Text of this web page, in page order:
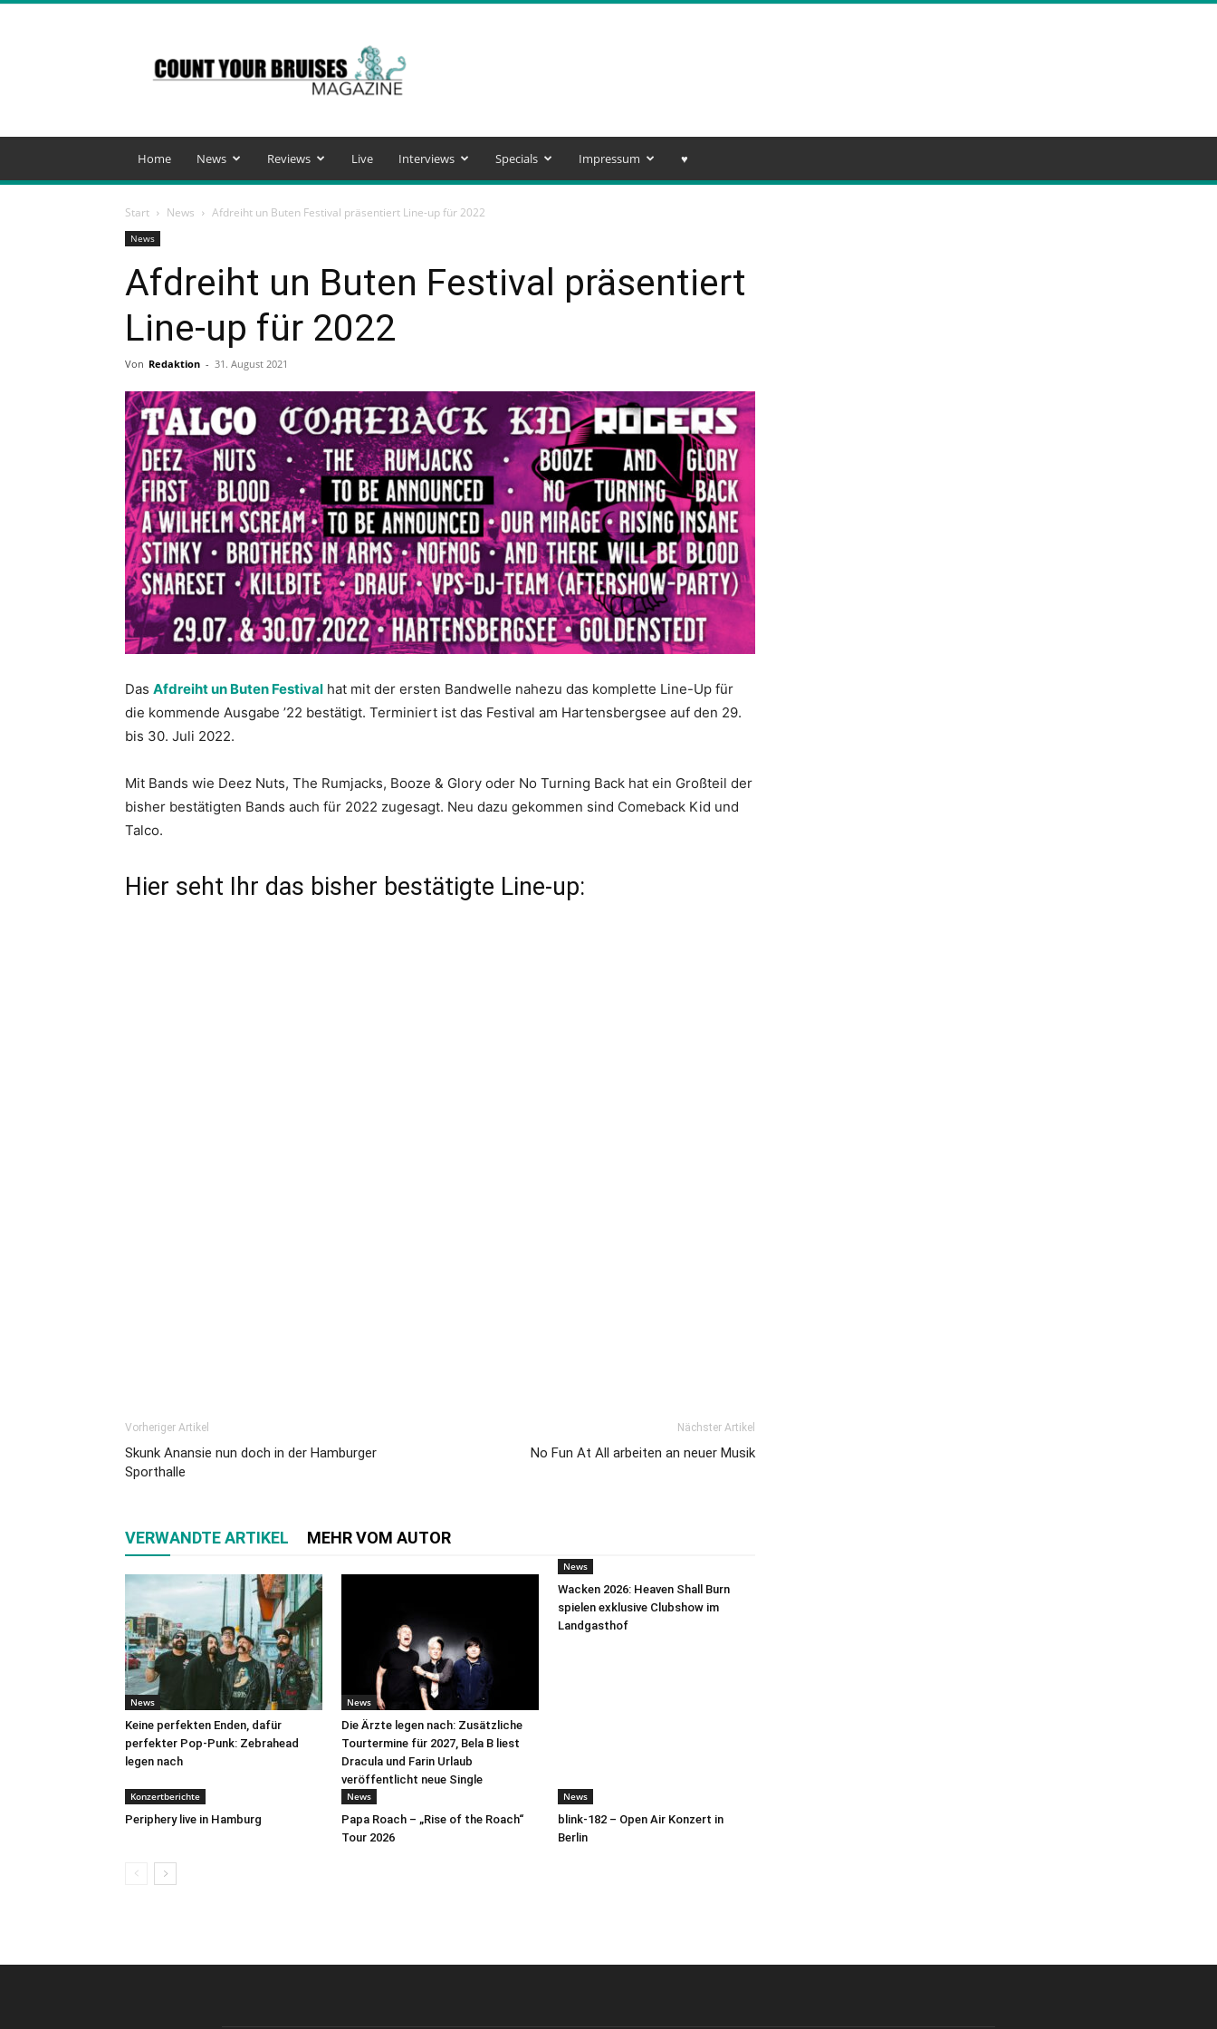
Your
Bruises
Magazine
Home News Reviews Live Interviews Specials Impressum ♥️
Start News Afdreiht un Buten Festival präsentiert Line-up für 2022
News
Afdreiht un Buten Festival präsentiert
Line-up für 2022
Von Redaktion - 31. August 2021
Das Afdreiht un Buten Festival hat mit der ersten Bandwelle nahezu das komplette Line-Up für
die kommende Ausgabe ’22 bestätigt. Terminiert ist das Festival am Hartensbergsee auf den 29.
bis 30. Juli 2022.
Mit Bands wie Deez Nuts, The Rumjacks, Booze & Glory oder No Turning Back hat ein Großteil der
bisher bestätigten Bands auch für 2022 zugesagt. Neu dazu gekommen sind Comeback Kid und
Talco.
Hier seht Ihr das bisher bestätigte Line-up:
Vorheriger Artikel
Skunk Anansie nun doch in der Hamburger
Sporthalle
Nächster Artikel
No Fun At All arbeiten an neuer Musik
VERWANDTE ARTIKEL MEHR VOM AUTOR
News
Keine perfekten Enden, dafür
perfekter Pop-Punk: Zebrahead
legen nach
News
Die Ärzte legen nach: Zusätzliche
Tourtermine für 2027, Bela B liest
Dracula und Farin Urlaub
veröffentlicht neue Single
News
Wacken 2026: Heaven Shall Burn
spielen exklusive Clubshow im
Landgasthof
Konzertberichte
Periphery live in Hamburg
News
Papa Roach – „Rise of the Roach“
Tour 2026
News
blink-182 – Open Air Konzert in
Berlin